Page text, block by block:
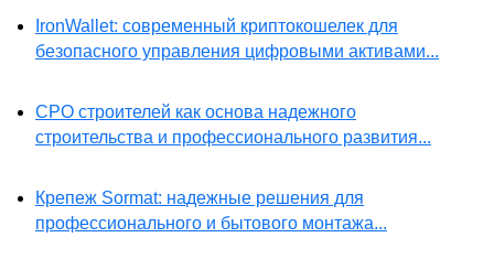
IronWallet: современный криптокошелек для
безопасного управления цифровыми активами...
СРО строителей как основа надежного
строительства и профессионального развития...
Крепеж Sormat: надежные решения для
профессионального и бытового монтажа...